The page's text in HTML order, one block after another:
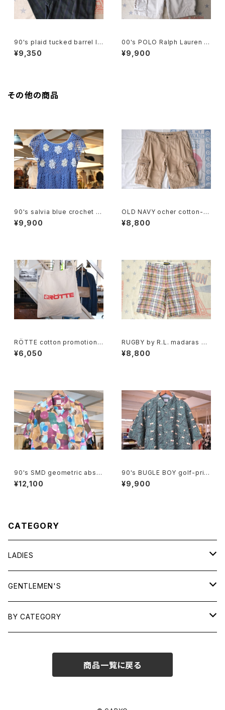
90's plaid tucked barrel le
g Pants
¥9,350
00's POLO Ralph Lauren b
eige cargo chino Shorts
¥9,900
その他の商品
90's salvia blue crochet b
abydoll Top
¥9,900
OLD NAVY ocher cotton-t
will cargo Shorts
¥8,800
RÖTTE cotton promotional
shoulder Bag
¥6,050
RUGBY by R.L. madaras pl
aid cotton Shorts
¥8,800
90's SMD geometric abstr
act rayon open-collar Shirt
"Made in JAPAN"
¥12,100
90's BUGLE BOY golf-print
cotton Shirt
¥9,900
CATEGORY
LADIES
TOPS
SHIRTS
OUTERWEAR
GENTLEMEN'S
TOPS
BY CATEGORY
商品一覧に戻る